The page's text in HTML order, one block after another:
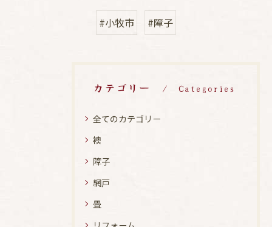
#小牧市 #障子
カテゴリー Categories
全てのカテゴリー
襖
障子
網戸
畳